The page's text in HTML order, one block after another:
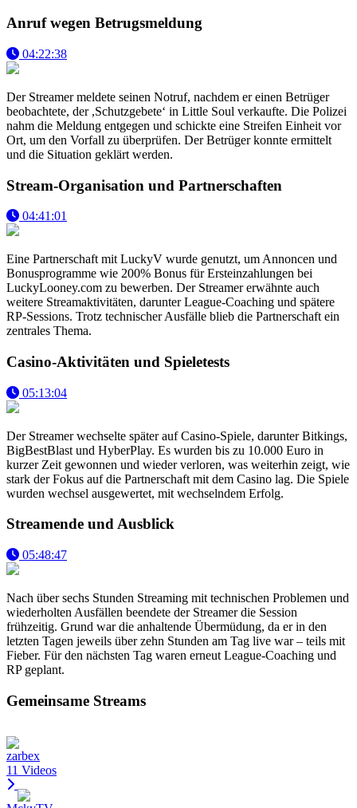
Anruf wegen Betrugsmeldung
04:22:38
Der Streamer meldete seinen Notruf, nachdem er einen Betrüger
beobachtete, der ,Schutzgebete‘ in Little Soul verkaufte. Die Polizei
nahm die Meldung entgegen und schickte eine Streifen Einheit vor
Ort, um den Vorfall zu überprüfen. Der Betrüger konnte ermittelt
und die Situation geklärt werden.
Stream-Organisation und Partnerschaften
04:41:01
Eine Partnerschaft mit LuckyV wurde genutzt, um Annoncen und
Bonusprogramme wie 200% Bonus für Ersteinzahlungen bei
LuckyLooney.com zu bewerben. Der Streamer erwähnte auch
weitere Streamaktivitäten, darunter League-Coaching und spätere
RP-Sessions. Trotz technischer Ausfälle blieb die Partnerschaft ein
zentrales Thema.
Casino-Aktivitäten und Spieletests
05:13:04
Der Streamer wechselte später auf Casino-Spiele, darunter Bitkings,
BigBestBlast und HyberPlay. Es wurden bis zu 10.000 Euro in
kurzer Zeit gewonnen und wieder verloren, was weiterhin zeigt, wie
stark der Fokus auf die Partnerschaft mit dem Casino lag. Die Spiele
wurden wechsel ausgewertet, mit wechselndem Erfolg.
Streamende und Ausblick
05:48:47
Nach über sechs Stunden Streaming mit technischen Problemen und
wiederholten Ausfällen beendete der Streamer die Session
frühzeitig. Grund war die anhaltende Übermüdung, da er in den
letzten Tagen jeweils über zehn Stunden am Tag live war – teils mit
Fieber. Für den nächsten Tag waren erneut League-Coaching und
RP geplant.
Gemeinsame Streams
zarbex
11 Videos